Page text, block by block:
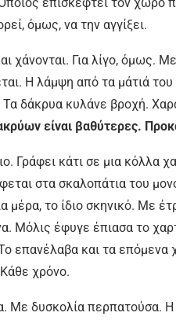
όμως, να την αγγίξει.
χάνονται. Για λίγο, όμως.
Η λάμψη από τα μάτιά του
δάκρυα κυλάνε βροχή.
είναι βαθύτερες.
Γράφει κάτι σε μια κόλλα
στα σκαλοπάτια του
μέρα, το ίδιο σκηνικό. Με
Μόλις έφυγε έπιασα το
επανέλαβα και τα επόμενα
χρόνο.
Με δυσκολία περπατούσα.